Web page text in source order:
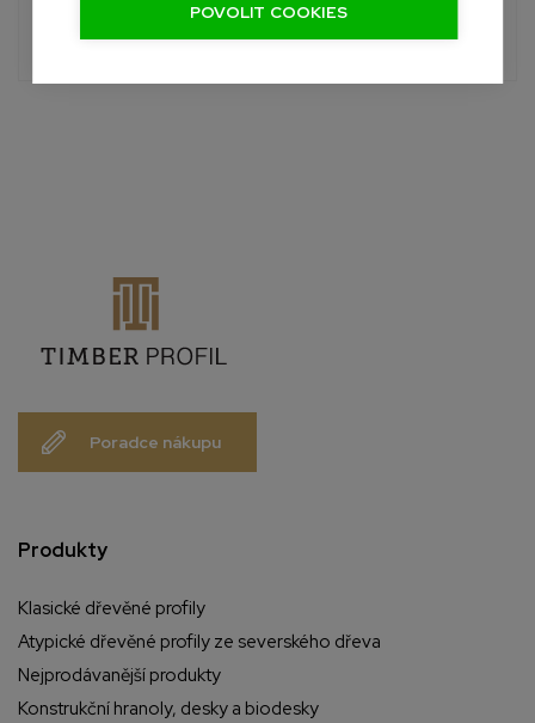
info@palubky-online.cz
Poradce nákupu
Produkty
Klasické dřevěné profily
Atypické dřevěné profily ze severského dřeva
Nejprodávanější produkty
Konstrukční hranoly, desky a biodesky
POVOLIT COOKIES